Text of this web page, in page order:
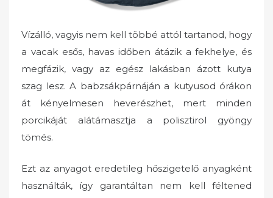
Vízálló, vagyis nem kell többé attól tartanod, hogy
a vacak esős, havas időben átázik a fekhelye, és
megfázik, vagy az egész lakásban ázott kutya
szag lesz. A babzsákpárnáján a kutyusod órákon
át kényelmesen heverészhet, mert minden
porcikáját alátámasztja a polisztirol gyöngy
tömés.
Ezt az anyagot eredetileg hőszigetelő anyagként
használták, így garantáltan nem kell féltened